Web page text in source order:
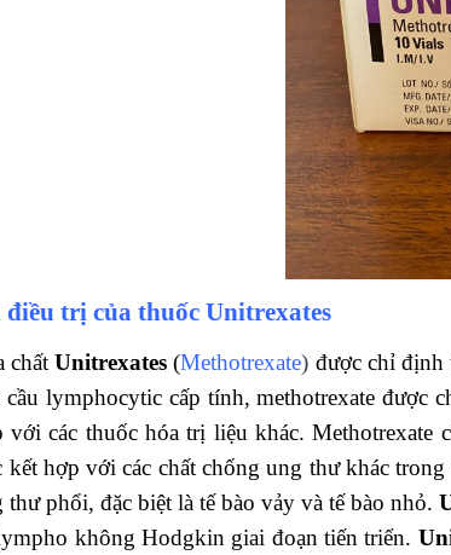
trị của thuốc Unitrexates
chấtUnitrexates (Methotrexate) được chỉ định
cầu lymphocytic cấp tính, methotrexate
các thuốc hóa trị liệu khác. Methotrexate
kết hợp với các chất chống ung thư khác
thư phổi, đặc biệt là tế bào vảy và tế bào nhỏ.
không Hodgkin giai đoạn tiến triển.